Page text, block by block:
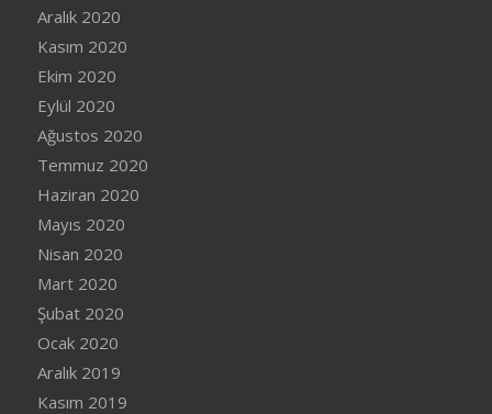
Aralık 2020
Kasım 2020
Ekim 2020
Eylül 2020
Ağustos 2020
Temmuz 2020
Haziran 2020
Mayıs 2020
Nisan 2020
Mart 2020
Şubat 2020
Ocak 2020
Aralık 2019
Kasım 2019